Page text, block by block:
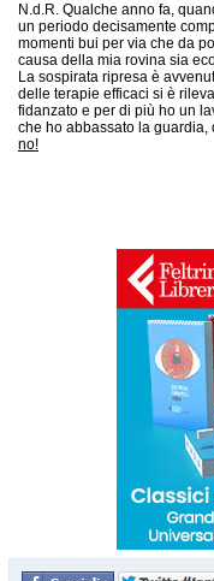
N.d.R. Qualche anno fa,
un periodo decisamente
momenti bui per via che da
causa della mia rovina sia
La sospirata ripresa è
delle terapie efficaci si è
fidanzato e per di più ho un
che ho abbassato la guardia,
no!